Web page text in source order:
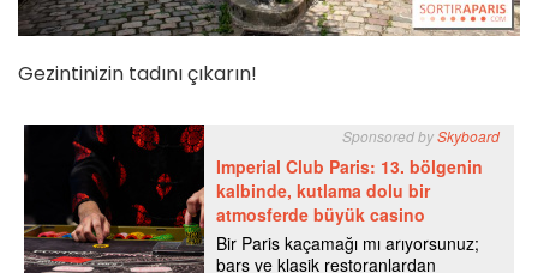
Gezintinizin tadını çıkarın!